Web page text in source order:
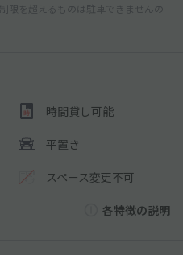
限を超えるものは駐車できませんの
時間貸し可能
平置き
スペース変更不可
各特徴の説明